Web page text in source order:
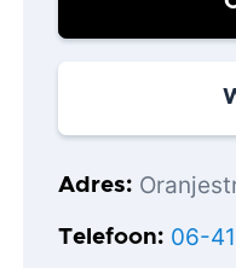
Adres
Telefoon 06-